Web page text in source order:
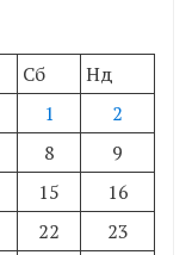
Сб
Нд
1
2
8
9
15
16
22
23